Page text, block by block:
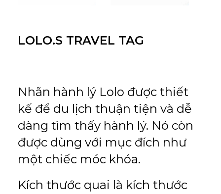
LOLO.S TRAVEL TAG
Nhãn hành lý Lolo được thiết
kế để du lịch thuận tiện và dễ
dàng tìm thấy hành lý. Nó còn
được dùng với mục đích như
một chiếc móc khóa.
Kích thước quai là kích thước